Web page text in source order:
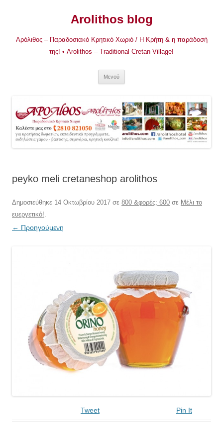
Arolithos blog
Αρόλιθος – Παραδοσιακό Κρητικό Χωριό / Η Κρήτη & η παράδοσή
της! • Arolithos – Traditional Cretan Village!
Μενού
peyko meli cretaneshop arolithos
Δημοσιεύθηκε 14 Οκτωβρίου 2017 σε 800 &φορές; 600 σε Μέλι το
ευεργετικό!
← Προηγούμενη
Tweet Pin It